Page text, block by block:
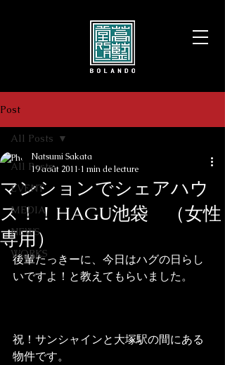
Post
All Posts
EVENT
MEDIA
NEWS
WORKS
All Posts
マンションでシェアハウ
ス！！HAGU池袋 （女性
専用）
Natsumi Sakata
19 août 2011 1 min de lecture
後輩たっきーに、今日はハグの日らし
いですよ！と教えてもらいました。
祝！サンシャインと大塚駅の間にある
物件です。